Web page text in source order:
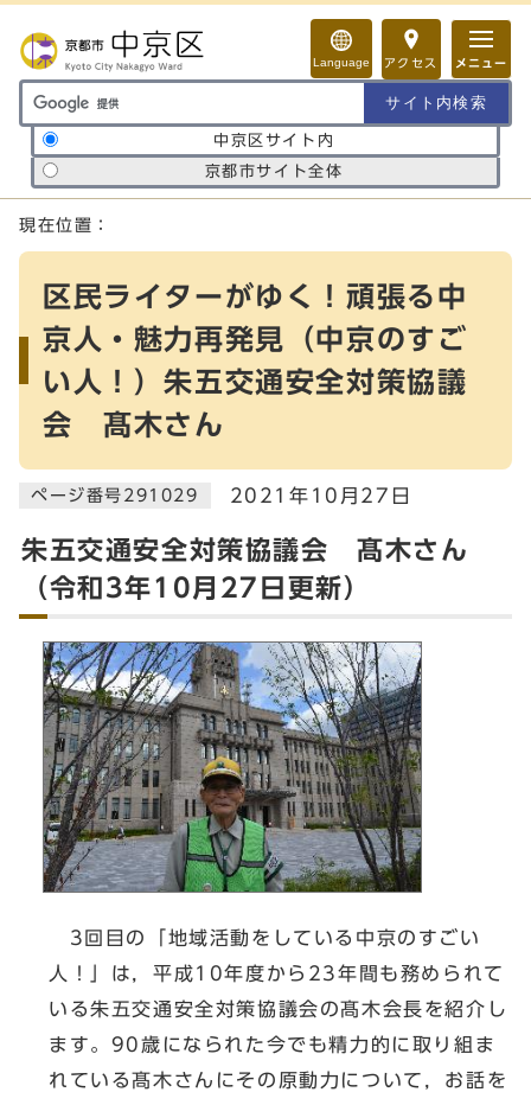
Language アクセス メニュー
サイト内検索の範囲
中京区サイト内
京都市サイト全体
ここから本文です
現在位置：
区民ライターがゆく！頑張る中
京人・魅力再発見（中京のすご
い人！）朱五交通安全対策協議
会 髙木さん
ページ番号291029 2021年10月27日
朱五交通安全対策協議会 髙木さん
（令和3年10月27日更新）
3回目の「地域活動をしている中京のすごい
人！」は，平成10年度から23年間も務められて
いる朱五交通安全対策協議会の髙木会長を紹介し
ます。90歳になられた今でも精力的に取り組ま
れている髙木さんにその原動力について，お話を